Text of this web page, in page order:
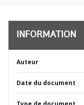
INFORMATION
Auteur
Date du document